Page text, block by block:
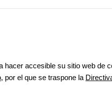
hacer accesible su sitio web de
, por el que se traspone la